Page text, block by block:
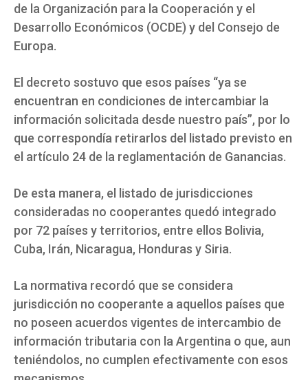
de la Organización para la Cooperación y el
Desarrollo Económicos (OCDE) y del Consejo de
Europa.
El decreto sostuvo que esos países “ya se
encuentran en condiciones de intercambiar la
información solicitada desde nuestro país”, por lo
que correspondía retirarlos del listado previsto en
el artículo 24 de la reglamentación de Ganancias.
De esta manera, el listado de jurisdicciones
consideradas no cooperantes quedó integrado
por 72 países y territorios, entre ellos Bolivia,
Cuba, Irán, Nicaragua, Honduras y Siria.
La normativa recordó que se considera
jurisdicción no cooperante a aquellos países que
no poseen acuerdos vigentes de intercambio de
información tributaria con la Argentina o que, aun
teniéndolos, no cumplen efectivamente con esos